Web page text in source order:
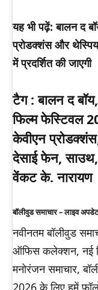
यह भी पढ़ें: बालन द
प्रोडक्शंस और
में प्रदर्शित की जाएगी
टैग :बालन द
फिल्म फेस्टिवल
केवीएन
देसाई फेन,
वेंकट के. नारायण
बॉलीवुड समाचार – लाइव अपडेट
नवीनतम बॉलीवुड
ऑफिस कलेक्शन, नई
मनोरंजन समाचार,